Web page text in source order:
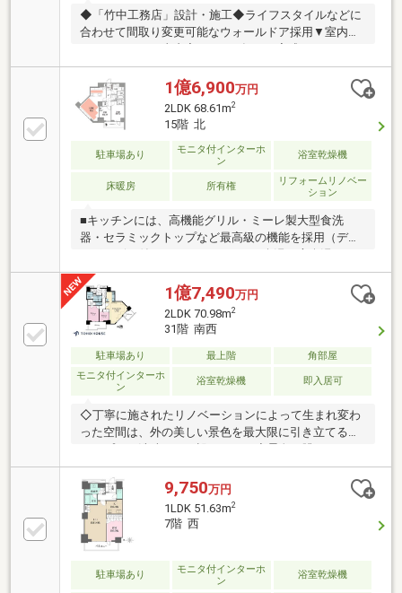
◆「竹中工務店」設計・施工◆ライフスタイルなどに
合わせて間取り変更可能なウォールドア採用▼室内リ
ムキッチン交換（ディスポーザー交換、ビルトイン食
洗機交換）・ユニットバス交換（１４１８サイズ採
用、オートバス、浴室乾燥機、バスオーディオ）・洗
面化粧台交換（ミラーキャビネット四面鏡採用）・ト
イレ交換（温水洗浄機能付き・フルオート便座採
用）・フローリング全面貼替（LDには床暖房新規交
換）・壁紙全面貼替（一部アクセントクロス、LDには
エコカラット採用）・建具交換、給湯器、ハウスクリ
1億6,900万円
2LDK 68.61m2
15階 北
駐車場あり
モニタ付インターホ
ン
浴室乾燥機
床暖房 所有権
リフォームリノベー
ション
■キッチンには、高機能グリル・ミーレ製大型食洗
器・セラミックトップなど最高級の機能を採用（ディ
スポーザー付）■ユニットバスには楽湯（肩楽湯＋腰
楽湯）機能付■ウルトラファインバブル×マイクロファ
インバブル採用■床暖房をリビングダイニングおよび
キッチンに設置■不忍池・上野公園が望める部屋位
置！15階、日当たり・眺望良好！■ジム・ゲストルー
ム等共用施設も充実〇リノベーション内容〇＊システ
ムキッチン・ユニットバス・洗面化粧台・トイレ交換
＊全壁・全天井クロス貼替＊フローリング・フロアタ
イル張替・全建具・シューズボックス交換 等
1億7,490万円
2LDK 70.98m2
31階 南西
駐車場あり 最上階
角部屋
モニタ付インターホ
ン
浴室乾燥機 即入居可
◇丁寧に施されたリノベーションによって生まれ変わ
った空間は、外の美しい景色を最大限に引き立てる、
シンプルで洗練された設えです。◆景色を眺めながら
立てるキッチンには、ディスポーザーや食器洗乾燥機
が備わり、毎日の料理や後片付けの負担をすっと軽く
してくれます。◇ウォークインクローゼットやシュー
ズインクロークなど、空間を美しく保つための頼もし
い収納が、すっきりとした心地よい暮らしを支えま
す。◆浴室乾燥機を備えた清潔感のあるバスルーム
は、一日の始まりを爽やかに、そして夜はゆったりと
疲れを癒す大切なリフレッシュ空間です。
9,750万円
1LDK 51.63m2
7階 西
駐車場あり
モニタ付インターホ
ン
浴室乾燥機